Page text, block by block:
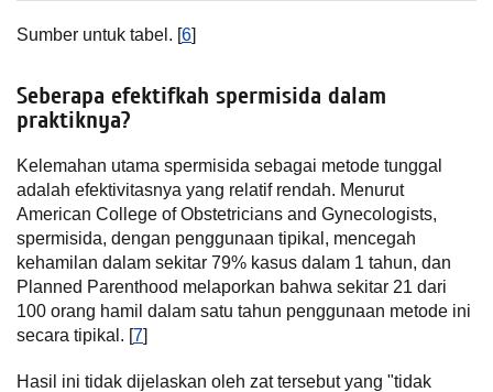
Sumber untuk tabel. [6]
Seberapa efektifkah spermisida dalam
praktiknya?
Kelemahan utama spermisida sebagai metode tunggal
adalah efektivitasnya yang relatif rendah. Menurut
American College of Obstetricians and Gynecologists,
spermisida, dengan penggunaan tipikal, mencegah
kehamilan dalam sekitar 79% kasus dalam 1 tahun, dan
Planned Parenthood melaporkan bahwa sekitar 21 dari
100 orang hamil dalam satu tahun penggunaan metode ini
secara tipikal. [7]
Hasil ini tidak dijelaskan oleh zat tersebut yang "tidak